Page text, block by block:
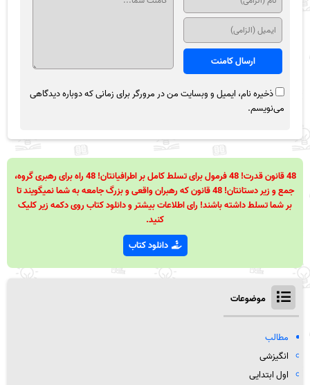
ذخیره نام، ایمیل و وبسایت من در مرورگر برای زمانی که دوباره دیدگاهی
می‌نویسم.
48 قانون قدرت! 48 فرمول برای تسلط کامل بر اطرافیانتان! 48 راه برای رهبری گروه،
جمع و زیر دستانتان! 48 قانون که رهبران واقعی و بزرگ جامعه به شما نمیگویند تا
بر شما تسلط داشته باشند! رای اطلاعات بیشتر و دانلود کتاب روی دکمه زیر کلیک
کنید.
دانلود کتاب
موضوعات
مطالب
انگیزشی
اول ابتدایی